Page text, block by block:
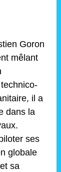
Goron
mêlant
il a
dans la
ses
globale
sa